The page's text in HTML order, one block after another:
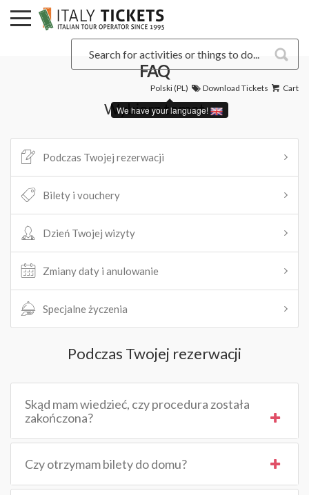
Polski (PL)
We have your language!
Download Tickets Cart
FAQ
Wybierz temat
Podczas Twojej rezerwacji
Bilety i vouchery
Dzień Twojej wizyty
Zmiany daty i anulowanie
Specjalne życzenia
Podczas Twojej rezerwacji
Skąd mam wiedzieć, czy procedura została
zakończona?
Czy otrzymam bilety do domu?